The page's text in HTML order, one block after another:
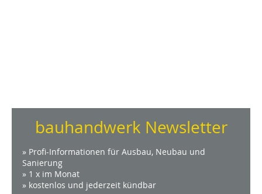
bauhandwerk Newsletter
» Profi-Informationen für Ausbau, Neubau und
Sanierung
» 1 x im Monat
» kostenlos und jederzeit kündbar